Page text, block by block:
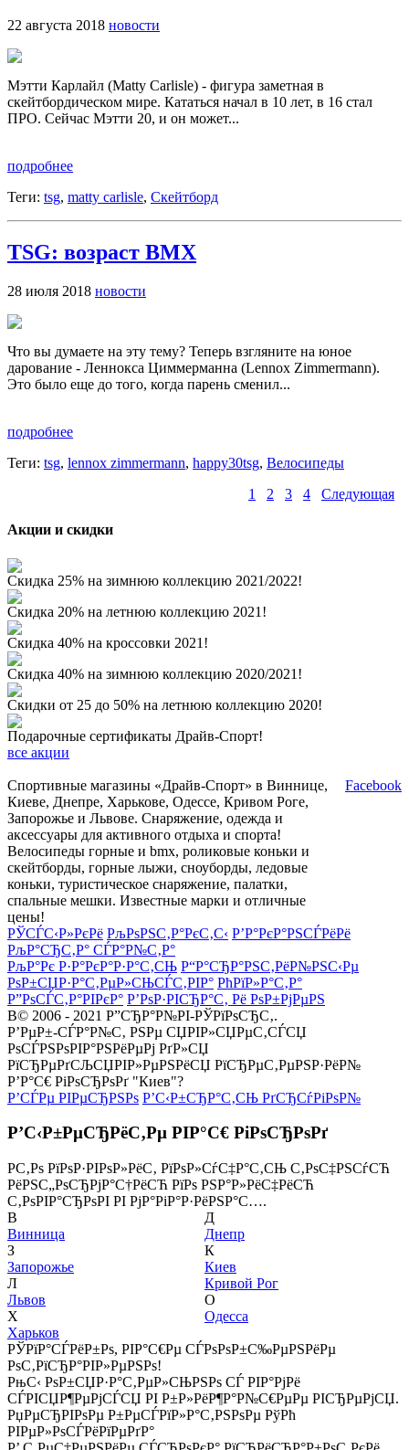
22 августа 2018 новости
Мэтти Карлайл (Matty Carlisle) - фигура заметная в
скейтбордическом мире. Кататься начал в 10 лет, в 16 стал
ПРО. Сейчас Мэтти 20, и он может...
подробнее
Теги: tsg, matty carlisle, Скейтборд
TSG: возраст ВМХ
28 июля 2018 новости
Что вы думаете на эту тему? Теперь взгляните на юное
дарование - Леннокса Циммерманна (Lennox Zimmermann).
Это было еще до того, когда парень сменил...
подробнее
Теги: tsg, lennox zimmermann, happy30tsg, Велосипеды
1
2 3 4 Следующая
Акции и скидки
Скидка 25% на зимнюю коллекцию 2021/2022!
Скидка 20% на летнюю коллекцию 2021!
Скидка 40% на кроссовки 2021!
Скидка 40% на зимнюю коллекцию 2020/2021!
Скидки от 25 до 50% на летнюю коллекцию 2020!
Подарочные сертификаты Драйв-Спорт!
все акции
Спортивные магазины «Драйв-Спорт» в Виннице,
Киеве, Днепре, Харькове, Одессе, Кривом Роге,
Запорожье и Львове. Снаряжение, одежда и
аксессуары для активного отдыха и спорта!
Велосипеды горные и bmx, роликовые коньки и
скейтборды, горные лыжи, сноуборды, ледовые
коньки, туристическое снаряжение, палатки,
спальные мешки. Известные марки и отличные
цены!
Facebook
РЎСЃС‹Р»РєРё РљРѕРЅС‚Р°РєС‚С‹ Р’Р°РєР°РЅСЃРёРё
РљР°СЂС‚Р° СЃР°Р№С‚Р°
РљР°Рє Р·Р°РєР°Р·Р°С‚СЊ Р“Р°СЂР°РЅС‚РёР№РЅС‹Рµ
РѕР±СЏР·Р°С‚РµР»СЊСЃС‚РІР° РћРїР»Р°С‚Р°
Р”РѕСЃС‚Р°РІРєР° Р’РѕР·РІСЂР°С‚ Рё РѕР±РјРµРЅ
В© 2006 - 2021 Р”СЂР°Р№РІ-РЎРїРѕСЂС‚.
Р’РµР±-СЃР°Р№С‚ РЅРµ СЏРІР»СЏРµС‚СЃСЏ
РѕСЃРЅРѕРІР°РЅРёРµРј РґР»СЏ
РїСЂРµРґСЉСЏРІР»РµРЅРёСЏ РїСЂРµС‚РµРЅР·РёР№
Р’Р°С€ РіРѕСЂРѕРґ "Киев"?
Р’СЃРµ РІРµСЂРЅРѕ Р’С‹Р±СЂР°С‚СЊ РґСЂСѓРіРѕР№
Р’С‹Р±РµСЂРёС‚Рµ РІР°С€ РіРѕСЂРѕРґ
Р­С‚Рѕ РїРѕР·РІРѕР»РёС‚ РїРѕР»СѓС‡Р°С‚СЊ С‚РѕС‡РЅСѓСЋ
РёРЅС„РѕСЂРјР°С†РёСЋ РїРѕ РЅР°Р»РёС‡РёСЋ
С‚РѕРІР°СЂРѕРІ РІ РјР°РіР°Р·РёРЅР°С….
В
Винница
З
Запорожье
Л
Львов
Х
Харьков
Д
Днепр
К
Киев
Кривой Рог
О
Одесса
РЎРїР°СЃРёР±Рѕ, РІР°С€Рµ СЃРѕРѕР±С‰РµРЅРёРµ
РѕС‚РїСЂР°РІР»РµРЅРѕ!
РњС‹ РѕР±СЏР·Р°С‚РµР»СЊРЅРѕ СЃ РІР°РјРё
СЃРІСЏР¶РµРјСЃСЏ РІ Р±Р»РёР¶Р°Р№С€РµРµ РІСЂРµРјСЏ.
РџРµСЂРІРѕРµ Р±РµСЃРїР»Р°С‚РЅРѕРµ РўРћ
РІРµР»РѕСЃРёРїРµРґР°